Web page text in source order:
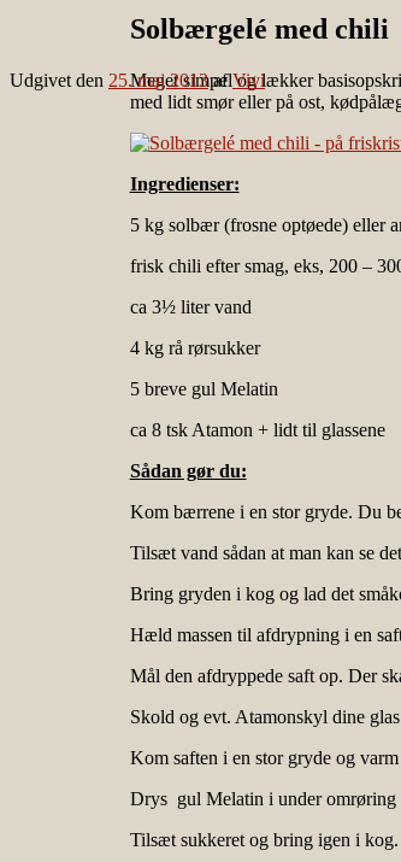
Solbærgelé med chili
Udgivet den 25. maj 2013 afVivi
Meget simpel og lækker
med lidt smør eller på ost,
Ingredienser:
5 kg solbær (frosne optøede) eller
frisk chili efter smag, eks, 200 –
ca 3½ liter vand
4 kg rå rørsukker
5 breve gul Melatin
ca 8 tsk Atamon + lidt til glassene
Sådan gør du:
Kom bærrene i en stor gryde. Du
Tilsæt vand sådan at man kan se
Bring gryden i kog og lad det
Hæld massen til afdrypning i en
Mål den afdryppede saft op. Der
Skold og evt. Atamonskyl dine
Kom saften i en stor gryde og
Drys gul Melatin i under omrøring
Tilsæt sukkeret og bring igen i